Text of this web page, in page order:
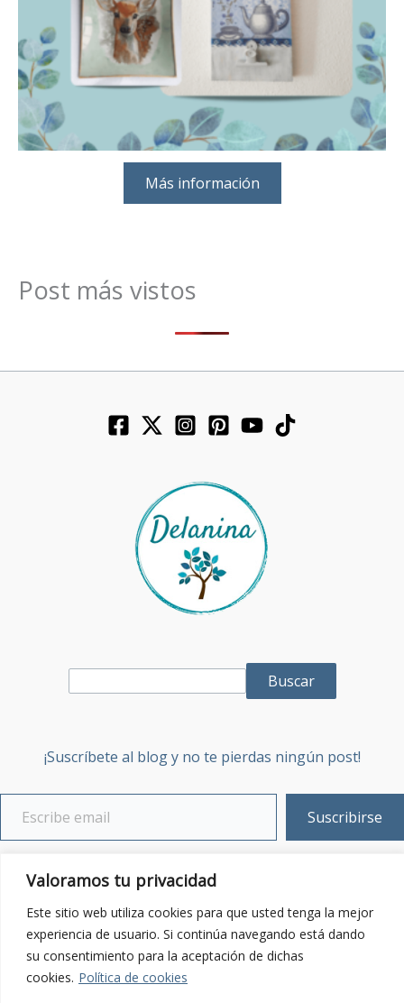
Valoramos tu privacidad
Este sitio web utiliza cookies para que usted tenga la mejor
experiencia de usuario. Si continúa navegando está dando
su consentimiento para la aceptación de dichas
cookies. Política de cookies
Más información
Post más vistos
Buscar
¡Suscríbete al blog y no te pierdas ningún post!
Suscribirse
Contacta:Enviar email
Política de Privacidad